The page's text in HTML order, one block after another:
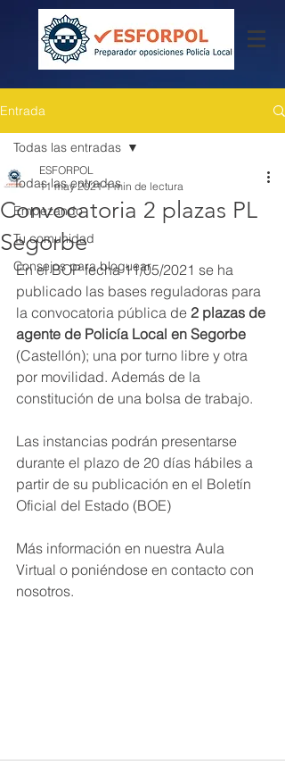
Entrada
Todas las entradas
Empezando
Tu comunidad
Consejos para bloguear
Todas las entradas
Convocatoria 2 plazas PL
Segorbe
ESFORPOL
11 may 2021 1 min de lectura
En el BOP fecha 11/05/2021 se ha
publicado las bases reguladoras para
la convocatoria pública de 2 plazas de
agente de Policía Local en Segorbe
(Castellón); una por turno libre y otra
por movilidad. Además de la
constitución de una bolsa de trabajo.
Las instancias podrán presentarse
durante el plazo de 20 días hábiles a
partir de su publicación en el Boletín
Oficial del Estado (BOE)
Más información en nuestra Aula
Virtual o poniéndose en contacto con
nosotros.